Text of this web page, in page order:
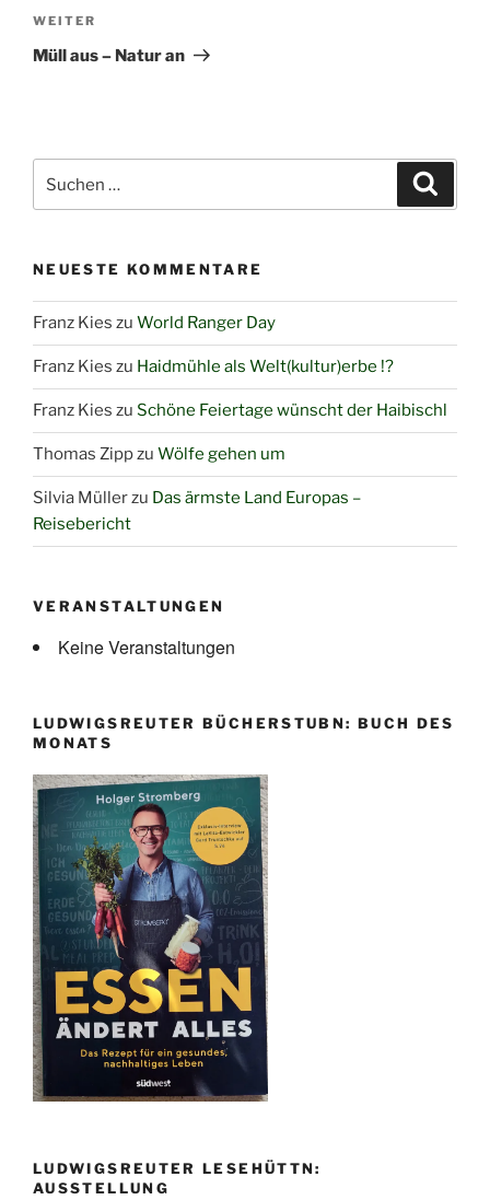
Nächster
Beitrag
WEITER
Müll aus – Natur an
nach:
NEUESTE KOMMENTARE
Franz Kies zu World Ranger Day
Franz Kies zu Haidmühle als Welt(kultur)erbe !?
Franz Kies zu Schöne Feiertage wünscht der Haibischl
Thomas Zippzu Wölfe gehen um
Silvia Müllerzu Das ärmste Land Europas –
Reisebericht
VERANSTALTUNGEN
Keine Veranstaltungen
LUDWIGSREUTER BÜCHERSTUBN: BUCH DES
MONATS
LUDWIGSREUTER LESEHÜTTN:
AUSSTELLUNG